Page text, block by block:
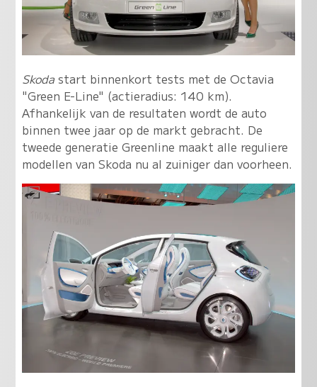
Skodastart binnenkort tests met de Octavia
"Green E-Line" (actieradius: 140 km).
Afhankelijk van de resultaten wordt de auto
binnen twee jaar op de markt gebracht. De
tweede generatie Greenline maakt alle reguliere
modellen van Skoda nu al zuiniger dan voorheen.